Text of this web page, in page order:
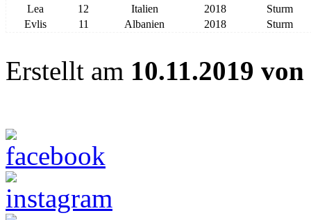
Lea
12 Italien 2018
Sturm
Evlis
11 Albanien 2018 Sturm
Erstellt am 10.11.2019